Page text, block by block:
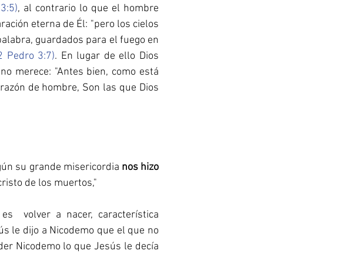
, al contrario lo que el hombre
eterna de Él: "pero los cielos
guardados para el fuego en
Pedro 3:7). En lugar de ello Dios
merece: "Antes bien, como está
de hombre, Son las que Dios
su grande misericordia nos hizo
de los muertos,"
volver a nacer, característica
le dijo a Nicodemo que el que no
Nicodemo lo que Jesús le decía